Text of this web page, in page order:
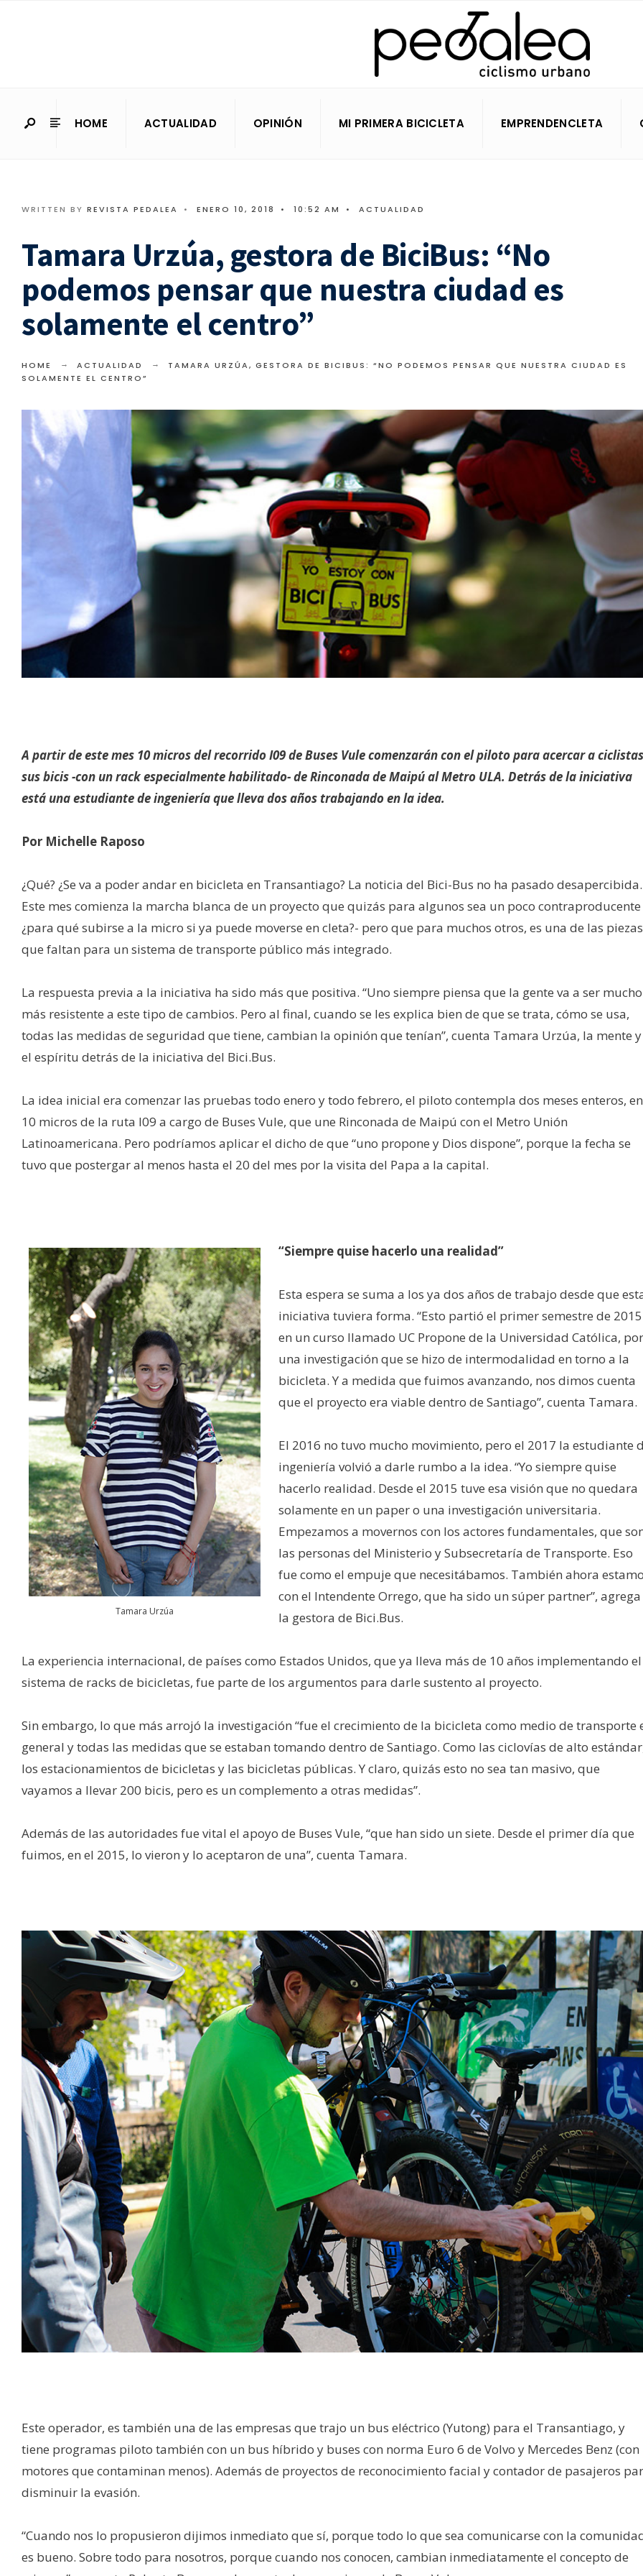
HOME ACTUALIDAD OPINIÓN MI PRIMERA BICICLETA EMPRENDENCLETA
WRITTEN BY REVISTA PEDALEA • ENERO 10, 2018 • 10:52 AM • ACTUALIDAD
Tamara Urzúa, gestora de BiciBus: “No
podemos pensar que nuestra ciudad es
solamente el centro”
HOME ACTUALIDAD
TAMARA URZÚA, GESTORA DE BICIBUS: “NO PODEMOS PENSAR QUE NUESTRA CIUDAD ES
SOLAMENTE EL CENTRO”
A partir de este mes 10 micros del recorrido I09 de Buses Vule comenzarán con el piloto para acercar a
sus bicis -con un rack especialmente habilitado- de Rinconada de Maipú al Metro ULA. Detrás de la iniciativa
está una estudiante de ingeniería que lleva dos años trabajando en la idea.
Por Michelle Raposo
¿Qué? ¿Se va a poder andar en bicicleta en Transantiago? La noticia del Bici-Bus no ha pasado desapercibida.
Este mes comienza la marcha blanca de un proyecto que quizás para algunos sea un poco
¿para qué subirse a la micro si ya puede moverse en cleta?- pero que para muchos otros, es una de las piezas
que faltan para un sistema de transporte público más integrado.
La respuesta previa a la iniciativa ha sido más que positiva. “Uno siempre piensa que la gente va a ser mucho
más resistente a este tipo de cambios. Pero al final, cuando se les explica bien de que se trata, cómo se usa,
todas las medidas de seguridad que tiene, cambian la opinión que tenían”, cuenta Tamara Urzúa, la mente y
el espíritu detrás de la iniciativa del Bici.Bus.
La idea inicial era comenzar las pruebas todo enero y todo febrero, el piloto contempla dos meses enteros, en
10 micros de la ruta I09 a cargo de Buses Vule, que une Rinconada de Maipú con el Metro Unión
Latinoamericana. Pero podríamos aplicar el dicho de que “uno propone y Dios dispone”, porque la fecha se
tuvo que postergar al menos hasta el 20 del mes por la visita del Papa a la capital.
Tamara Urzúa
“Siempre quise hacerlo una realidad”
Esta espera se suma a los ya dos años de trabajo desde que
iniciativa tuviera forma. “Esto partió el primer semestre de 2015
en un curso llamado UC Propone de la Universidad Católica, por
una investigación que se hizo de intermodalidad en torno a la
bicicleta. Y a medida que fuimos avanzando, nos dimos cuenta
que el proyecto era viable dentro de Santiago”, cuenta Tamara.
El 2016 no tuvo mucho movimiento, pero el 2017 la estudiante
ingeniería volvió a darle rumbo a la idea. “Yo siempre quise
hacerlo realidad. Desde el 2015 tuve esa visión que no quedara
solamente en un paper o una investigación universitaria.
Empezamos a movernos con los actores fundamentales, que
las personas del Ministerio y Subsecretaría de Transporte. Eso
fue como el empuje que necesitábamos. También ahora
con el Intendente Orrego, que ha sido un súper partner”, agrega
la gestora de Bici.Bus.
La experiencia internacional, de países como Estados Unidos, que ya lleva más de 10 años implementando el
sistema de racks de bicicletas, fue parte de los argumentos para darle sustento al proyecto.
Sin embargo, lo que más arrojó la investigación “fue el crecimiento de la bicicleta como medio de transporte
general y todas las medidas que se estaban tomando dentro de Santiago. Como las ciclovías de alto
los estacionamientos de bicicletas y las bicicletas públicas. Y claro, quizás esto no sea tan masivo, que
vayamos a llevar 200 bicis, pero es un complemento a otras medidas”.
Además de las autoridades fue vital el apoyo de Buses Vule, “que han sido un siete. Desde el primer día que
fuimos, en el 2015, lo vieron y lo aceptaron de una”, cuenta Tamara.
Este operador, es también una de las empresas que trajo un bus eléctrico (Yutong) para el Transantiago, y
tiene programas piloto también con un bus híbrido y buses con norma Euro 6 de Volvo y Mercedes Benz (con
motores que contaminan menos). Además de proyectos de reconocimiento facial y contador de pasajeros
disminuir la evasión.
“Cuando nos lo propusieron dijimos inmediato que sí, porque todo lo que sea comunicarse con la
es bueno. Sobre todo para nosotros, porque cuando nos conocen, cambian inmediatamente el concepto de